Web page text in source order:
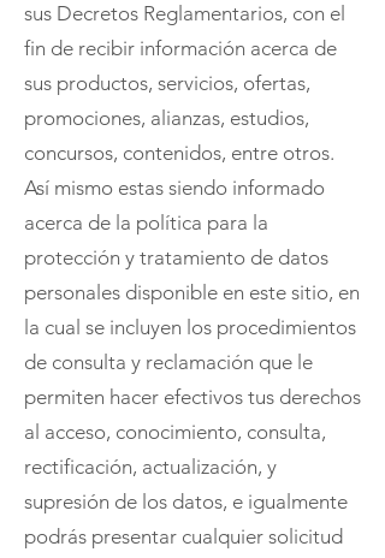
sus Decretos Reglamentarios, con el
fin de recibir información acerca de
sus productos, servicios, ofertas,
promociones, alianzas, estudios,
concursos, contenidos, entre otros.
Así mismo estas siendo informado
acerca de la política para la
protección y tratamiento de datos
personales disponible en este sitio, en
la cual se incluyen los procedimientos
de consulta y reclamación que le
permiten hacer efectivos tus derechos
al acceso, conocimiento, consulta,
rectificación, actualización, y
supresión de los datos, e igualmente
podrás presentar cualquier solicitud